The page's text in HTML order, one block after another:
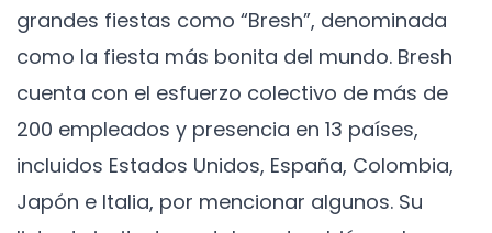
grandes fiestas como “Bresh”, denominada
como la fiesta más bonita del mundo. Bresh
cuenta con el esfuerzo colectivo de más de
200 empleados y presencia en 13 países,
incluidos Estados Unidos, España, Colombia,
Japón e Italia, por mencionar algunos. Su